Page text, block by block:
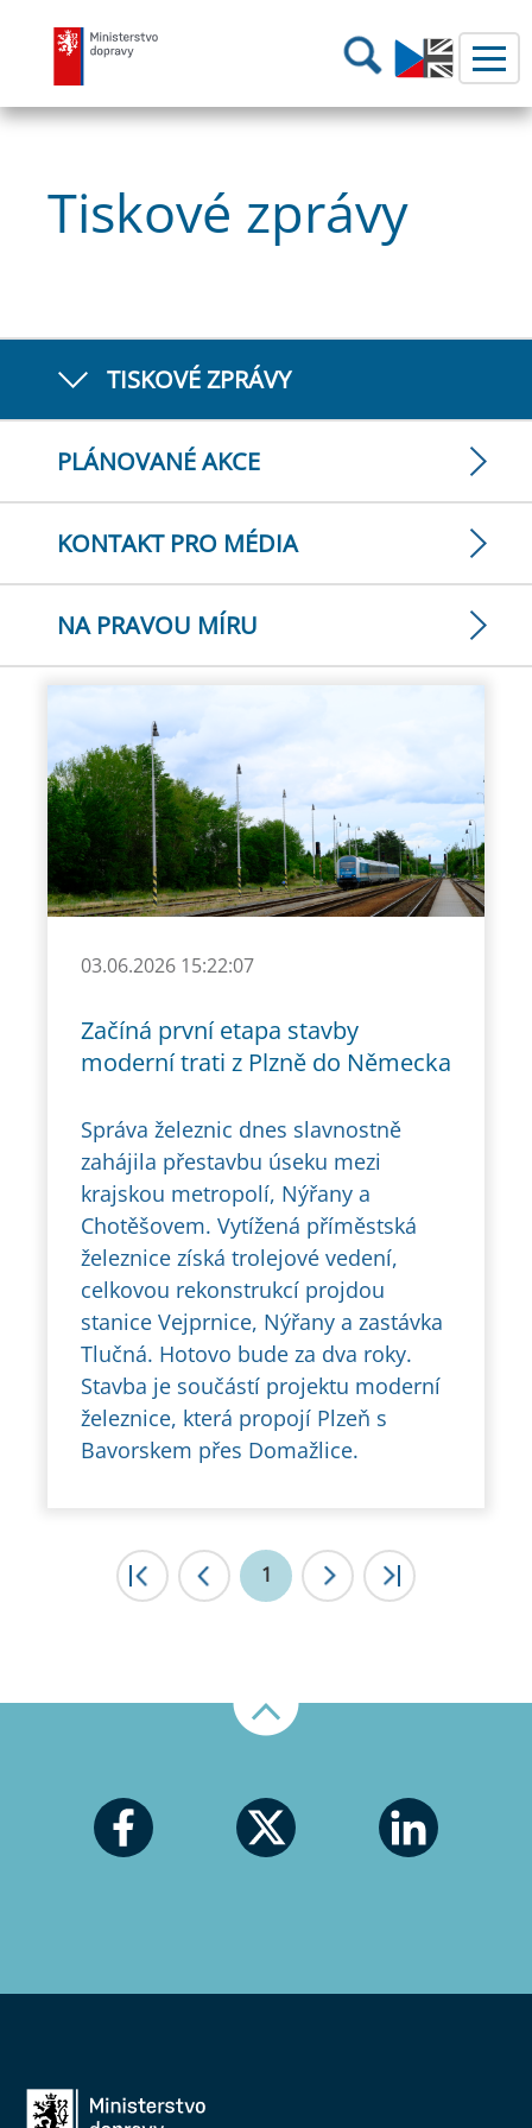
Ministerstvo dopravy Hledání
Tiskové zprávy
TISKOVÉ ZPRÁVY
PLÁNOVANÉ AKCE
KONTAKT PRO MÉDIA
NA PRAVOU MÍRU
03.06.2026 15:22:07
Začíná první etapa stavby
moderní trati z Plzně do Německa
Správa železnic dnes slavnostně
zahájila přestavbu úseku mezi
krajskou metropolí, Nýřany a
Chotěšovem. Vytížená příměstská
železnice získá trolejové vedení,
celkovou rekonstrukcí projdou
stanice Vejprnice, Nýřany a zastávka
Tlučná. Hotovo bude za dva roky.
Stavba je součástí projektu moderní
železnice, která propojí Plzeň s
Bavorskem přes Domažlice.
|< 1